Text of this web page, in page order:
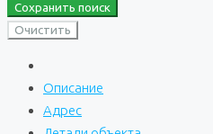
Сохранить поиск
Очистить
Описание
Адрес